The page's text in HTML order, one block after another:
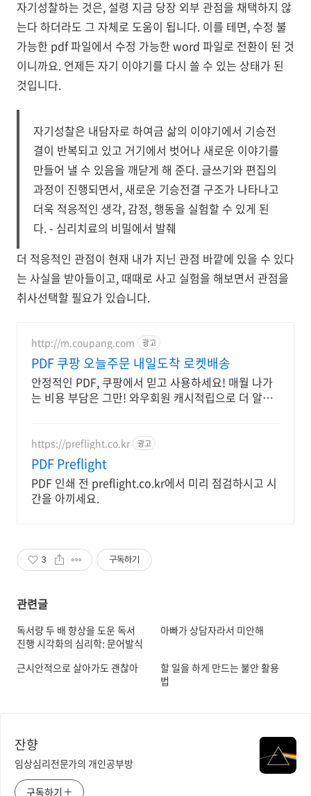
자기성찰하는 것은, 설령 지금 당장 외부 관점을 채택하지 않
는다 하더라도 그 자체로 도움이 됩니다. 이를 테면, 수정 불
가능한 pdf 파일에서 수정 가능한 word 파일로 전환이 된 것
이니까요. 언제든 자기 이야기를 다시 쓸 수 있는 상태가 된
것입니다.
자기성찰은 내담자로 하여금 삶의 이야기에서 기승전
결이 반복되고 있고 거기에서 벗어나 새로운 이야기를
만들어 낼 수 있음을 깨닫게 해 준다. 글쓰기와 편집의
과정이 진행되면서, 새로운 기승전결 구조가 나타나고
더욱 적응적인 생각, 감정, 행동을 실험할 수 있게 된
다. - 심리치료의 비밀에서 발췌
더 적응적인 관점이 현재 내가 지닌 관점 바깥에 있을 수 있다
는 사실을 받아들이고, 때때로 사고 실험을 해보면서 관점을
취사선택할 필요가 있습니다.
http://m.coupang.com 광고
PDF 쿠팡 오늘주문 내일도착 로켓배송
안정적인 PDF, 쿠팡에서 믿고 사용하세요! 매월 나가
는 비용 부담은 그만! 와우회원 캐시적립으로 더 알뜰
https://preflight.co.kr 광고
PDF Preflight
PDF 인쇄 전 preflight.co.kr에서 미리 점검하시고 시
간을 아끼세요.
3 구독하기
관련글
독서량 두 배 향상을 도운 독서
진행 시각화의 심리학: 문어발식
아빠가 상담자라서 미안해
근시안적으로 살아가도 괜찮아
할 일을 하게 만드는 불안 활용
법
잔향
임상심리전문가의 개인공부방
구독하기